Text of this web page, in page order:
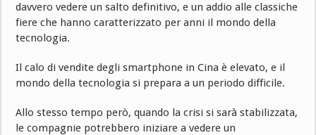
davvero vedere un salto definitivo, e un addio alle classiche
fiere che hanno caratterizzato per anni il mondo della
tecnologia.
Il calo di vendite degli smartphone in Cina è elevato, e il
mondo della tecnologia si prepara a un periodo difficile.
Allo stesso tempo però, quando la crisi si sarà stabilizzata,
le compagnie potrebbero iniziare a vedere un